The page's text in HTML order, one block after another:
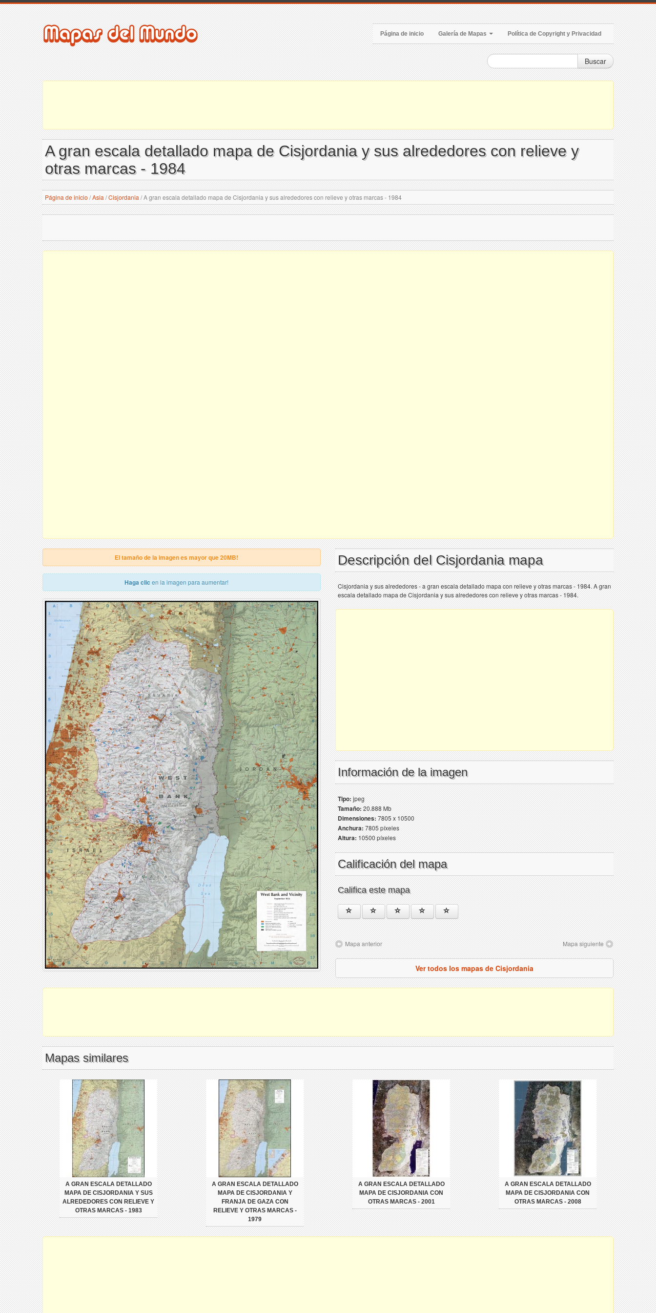
Página de inicio Galería de Mapas Política de Copyright y Privacidad
Buscar
A gran escala detallado mapa de Cisjordania y sus alrededores con relieve y
otras marcas - 1984
Página de inicio /Asia /Cisjordania /A gran escala detallado mapa de Cisjordania y sus alrededores con relieve y otras marcas - 1984
El tamaño de la imagen es mayor que 20MB!
Haga clic en la imagen para aumentar!
Descripción del Cisjordania mapa
Cisjordania y sus alrededores - a gran escala detallado mapa con relieve y otras marcas - 1984. A gran
escala detallado mapa de Cisjordania y sus alrededores con relieve y otras marcas - 1984.
Información de la imagen
Tipo:jpeg
Tamaño:20.888 Mb
Dimensiones:7805 x 10500
Anchura:7805 píxeles
Altura:10500 píxeles
Calificación del mapa
Califica este mapa
Mapa anterior Mapa siguiente
Ver todos los mapas de Cisjordania
Mapas similares
A GRAN ESCALA DETALLADO
MAPA DE CISJORDANIA Y SUS
ALREDEDORES CON RELIEVE Y
OTRAS MARCAS - 1983
A GRAN ESCALA DETALLADO
MAPA DE CISJORDANIA Y
FRANJA DE GAZA CON
RELIEVE Y OTRAS MARCAS -
1979
A GRAN ESCALA DETALLADO
MAPA DE CISJORDANIA CON
OTRAS MARCAS - 2001
A GRAN ESCALA DETALLADO
MAPA DE CISJORDANIA CON
OTRAS MARCAS - 2008